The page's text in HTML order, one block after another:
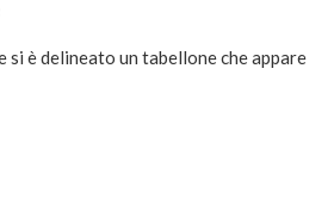
è delineato un tabellone che appare